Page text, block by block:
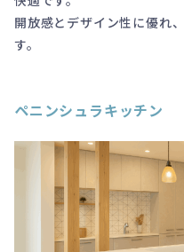
開放感とデザイン性に優れ
す。
ペニンシュラキッチン